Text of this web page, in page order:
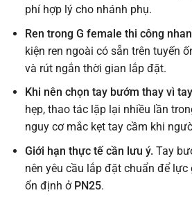
phí hợp lý cho nhánh phụ.
Ren trong G female thi công
kiện ren ngoài có sẵn trên tuyến
và rút ngắn thời gian lắp đặt.
Khi nên chọn tay bướm thay vì
hẹp, thao tác lặp lại nhiều lần
nguy cơ mắc kẹt tay cầm khi
Giới hạn thực tế cần lưu ý.Tay
nên yêu cầu lắp đặt chuẩn để
ổn định ở PN25.